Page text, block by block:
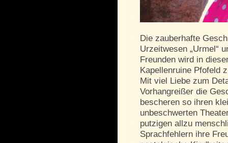
Die zauberhafte
Urzeitwesen „Urmel“
Freunden wird in
Kapellenruine Pfofeld
Mit viel Liebe zum
Vorhangreißer die
bescheren so ihren
unbeschwerten
putzigen allzu
Sprachfehlern ihre